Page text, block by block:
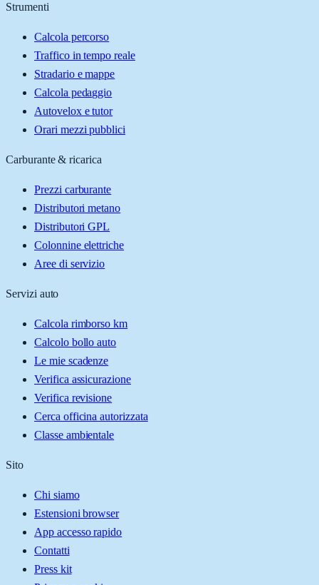
Strumenti
Calcola percorso
Traffico in tempo reale
Stradario e mappe
Calcola pedaggio
Autovelox e tutor
Orari mezzi pubblici
Carburante & ricarica
Prezzi carburante
Distributori metano
Distributori GPL
Colonnine elettriche
Aree di servizio
Servizi auto
Calcola rimborso km
Calcolo bollo auto
Le mie scadenze
Verifica assicurazione
Verifica revisione
Cerca officina autorizzata
Classe ambientale
Sito
Chi siamo
Estensioni browser
App accesso rapido
Contatti
Press kit